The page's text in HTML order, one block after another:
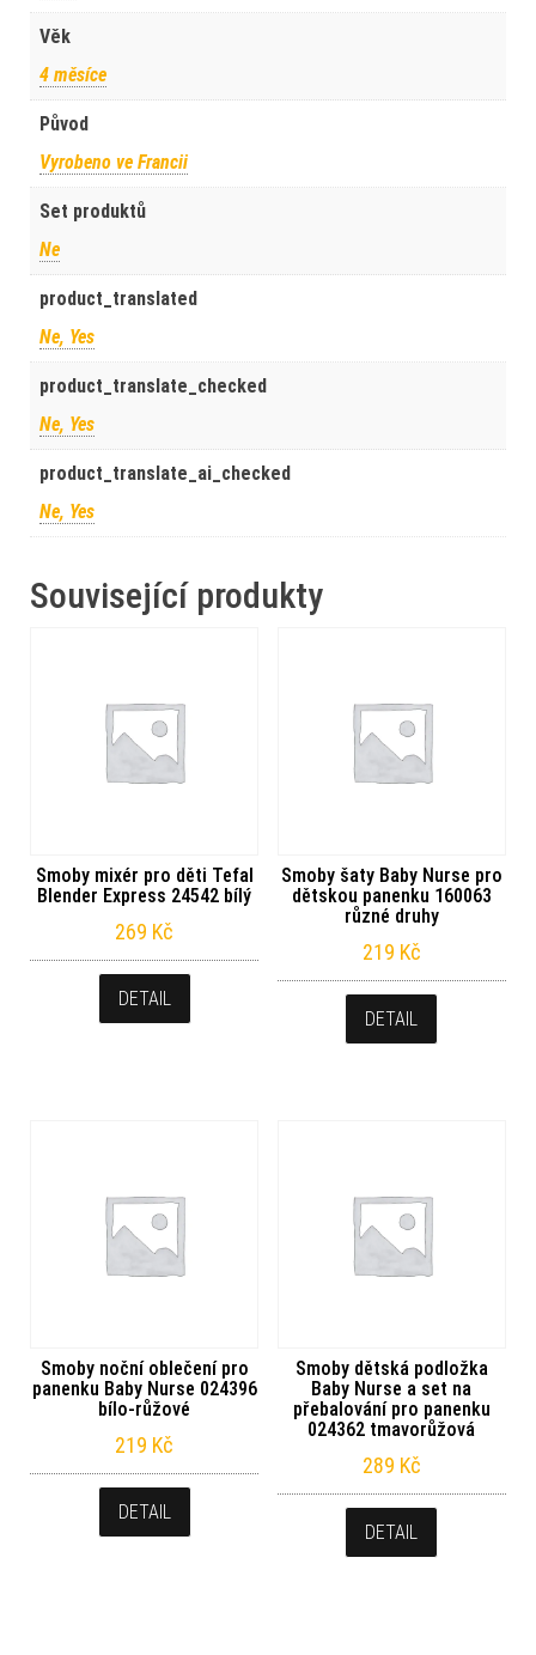
Věk
4 měsíce
Původ
Vyrobeno ve Francii
Set produktů
Ne
product_translated
Ne, Yes
product_translate_checked
Ne, Yes
product_translate_ai_checked
Ne, Yes
Související produkty
Smoby mixér pro děti Tefal
Blender Express 24542 bílý
269 Kč
DETAIL
Smoby šaty Baby Nurse pro
dětskou panenku 160063
různé druhy
219 Kč
DETAIL
Smoby noční oblečení pro
panenku Baby Nurse 024396
bílo-růžové
219 Kč
DETAIL
Smoby dětská podložka
Baby Nurse a set na
přebalování pro panenku
024362 tmavorůžová
289 Kč
DETAIL